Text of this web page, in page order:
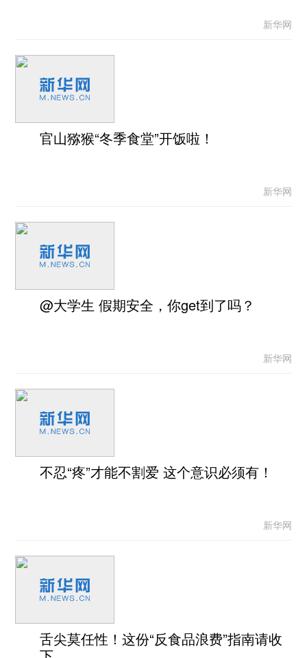
新华网
官山猕猴“冬季食堂”开饭啦！
新华网
@大学生 假期安全，你get到了吗？
新华网
不忍“疼”才能不割爱 这个意识必须有！
新华网
舌尖莫任性！这份“反食品浪费”指南请收